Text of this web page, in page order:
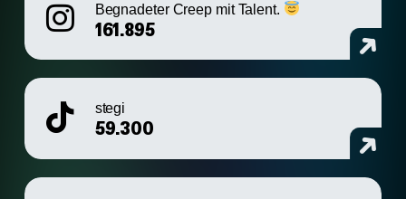
Begnadeter Creep mit Talent.
161.895
stegi
59.300